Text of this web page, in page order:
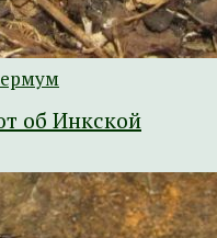
об Инкской